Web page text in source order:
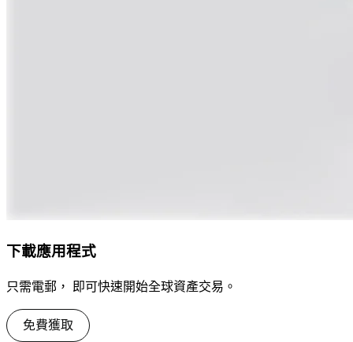
下載應用程式
只需電郵， 即可快速開始全球資產交易。
免費獲取